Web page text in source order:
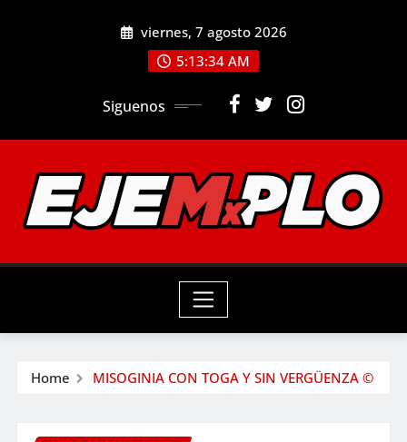
viernes, 7 agosto 2026
5:13:35 AM
Siguenos
Home MISOGINIA CON TOGA Y SIN VERGÜENZA ©